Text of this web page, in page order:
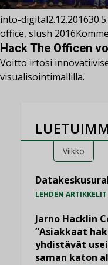
into-digital2.12.2016
office, slush 2016
Hack The Officen
Voitto irtosi
visualisointimallilla.
Viikko
LEHDEN ARTIKKELIT
Jarno Hacklin
”Asiakkaat
yhdistävät
saman katon